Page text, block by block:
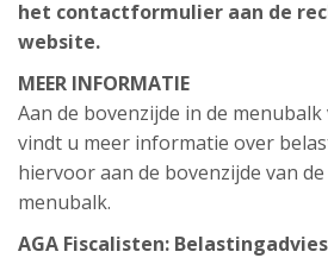
het contactformulier aan de
website.
MEER INFORMATIE
Aan de bovenzijde in de menubalk
vindt u meer informatie over
hiervoor aan de bovenzijde van
menubalk.
AGA Fiscalisten: